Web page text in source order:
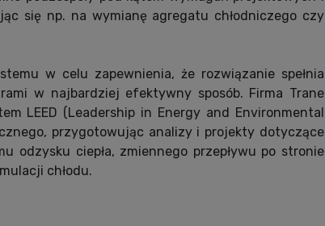
się np. na wymianę agregatu chłodniczego czy
w celu zapewnienia, że rozwiązanie spełnia
w najbardziej efektywny sposób. Firma Trane
LEED (Leadership in Energy and Environmental
przygotowując analizy i projekty dotyczące
odzysku ciepła, zmiennego przepływu po stronie
chłodu.